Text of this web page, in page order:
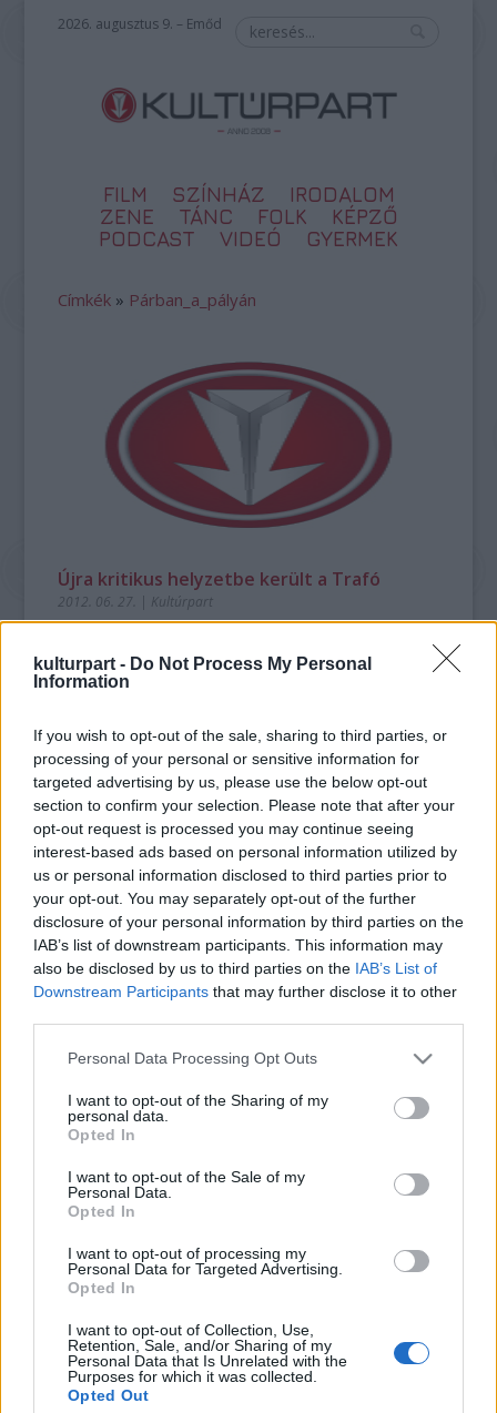
kulturpart - Do Not Process My Personal
Information
If you wish to opt-out of the sale, sharing to third parties, or
processing of your personal or sensitive information for
targeted advertising by us, please use the below opt-out
section to confirm your selection. Please note that after your
opt-out request is processed you may continue seeing
interest-based ads based on personal information utilized by
us or personal information disclosed to third parties prior to
your opt-out. You may separately opt-out of the further
disclosure of your personal information by third parties on the
IAB’s list of downstream participants. This information may
also be disclosed by us to third parties on the IAB’s List of
Downstream Participants that may further disclose it to other
Please note that this website/app uses one or more Google
not limited to your visit or usage behaviour. You may click to
grant or deny consent to Google and its third-party tags to
use your data for below specified purposes in below Google
consent section.
Personal Data Processing Opt Outs
I want to opt-out of the Sharing of my
personal data.
Opted In
I want to opt-out of the Sale of my
Personal Data.
Opted In
I want to opt-out of processing my
Personal Data for Targeted Advertising.
Opted In
I want to opt-out of Collection, Use,
Retention, Sale, and/or Sharing of my
Personal Data that Is Unrelated with the
Purposes for which it was collected.
Opted Out
2026. augusztus 9. – Emőd
FILM SZÍNHÁZ
IRODALOM
ZENE
TÁNC FOLK
KÉPZŐ
PODCAST
VIDEÓ GYERMEK
Címkék » Párban_a_pályán
Újra kritikus helyzetbe került a Trafó
2012. 06. 27. | Kultúrpart
Új pályázatot írnak ki a Trafó vezetésére. Amíg nem lesz meg
a győztes, addig ideiglenesen a gazdasági igazgató vezeti az
intézményt.
tovább
2008. 05. 23.|Kultúrpart
A Clinton házaspár hatalomban eltöltött éveiről jelent meg
több mint 500 oldalas, fotókkal illusztrált kötet Párban a
pályán - Bill és Hillary Clinton a Fehér Házban címmel.